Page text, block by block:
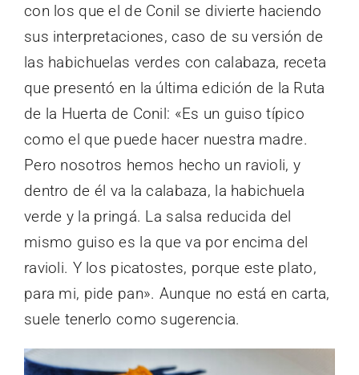
con los que el de Conil se divierte haciendo
sus interpretaciones, caso de su versión de
las habichuelas verdes con calabaza, receta
que presentó en la última edición de la Ruta
de la Huerta de Conil: «Es un guiso típico
como el que puede hacer nuestra madre.
Pero nosotros hemos hecho un ravioli, y
dentro de él va la calabaza, la habichuela
verde y la pringá. La salsa reducida del
mismo guiso es la que va por encima del
ravioli. Y los picatostes, porque este plato,
para mi, pide pan». Aunque no está en carta,
suele tenerlo como sugerencia.